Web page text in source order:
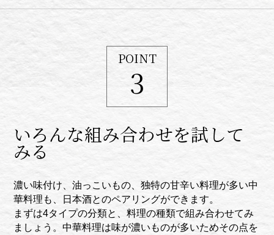
POINT
3
いろんな組み合わせを試して
みる
濃い味付け、油っこいもの、独特の甘辛い料理が多い中
華料理も、日本酒とのペアリングができます。
まずは4タイプの分類と、料理の種類で組み合わせてみ
ましょう。中華料理は味が濃いものが多いためその点を